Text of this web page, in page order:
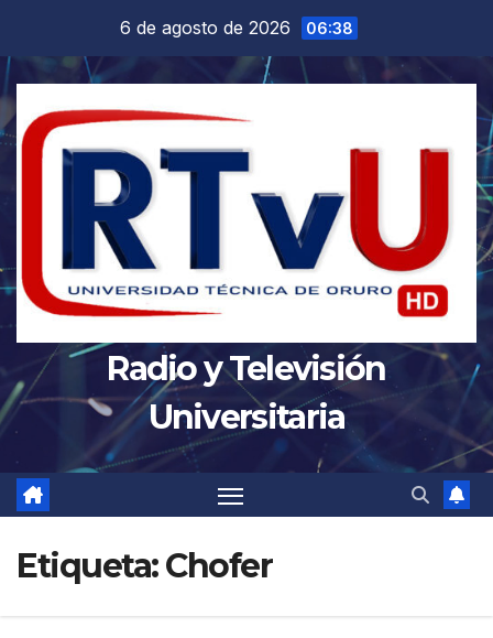
contenido
6 de agosto de 2026 06:38
Radio y Televisión
Universitaria
Etiqueta:Chofer